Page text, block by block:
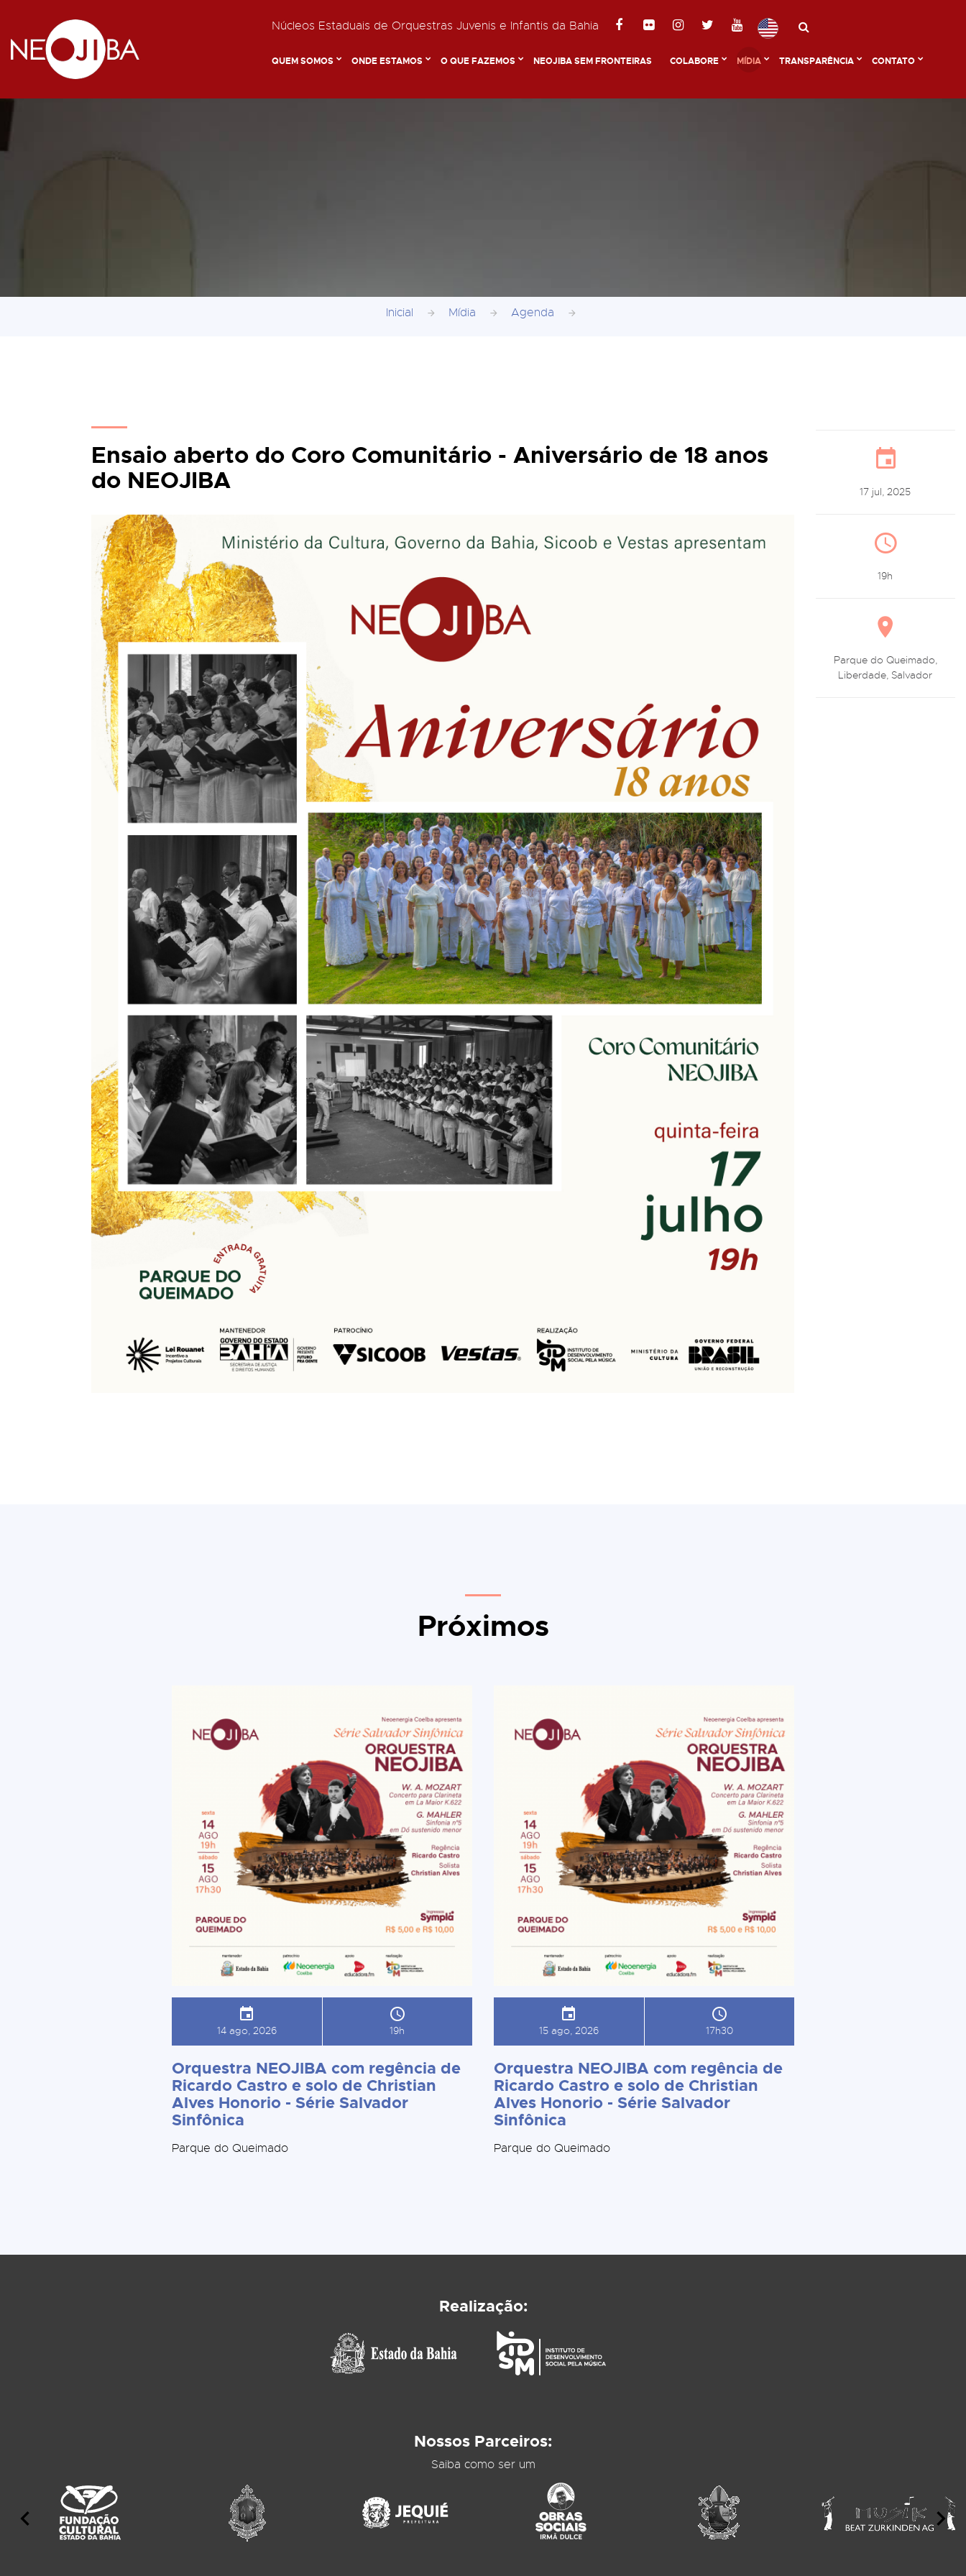
Núcleos Estaduais de Orquestras Juvenis e Infantis da Bahia
QUEM SOMOS ONDE ESTAMOS O QUE FAZEMOS NEOJIBA SEM FRONTEIRAS COLABORE MÍDIA TRANSPARÊNCIA CONTATO
Inicial Mídia Agenda
Ensaio aberto do Coro Comunitário - Aniversário de 18 anos
do NEOJIBA
17 jul, 2025
19h
Parque do Queimado,
Liberdade, Salvador
Próximos
14 ago, 2026 19h
Orquestra NEOJIBA com regência de
Ricardo Castro e solo de Christian
Alves Honorio - Série Salvador
Sinfônica
Parque do Queimado
15 ago, 2026 17h30
Orquestra NEOJIBA com regência de
Ricardo Castro e solo de Christian
Alves Honorio - Série Salvador
Sinfônica
Parque do Queimado
Realização:
Nossos Parceiros:
Saiba como ser um